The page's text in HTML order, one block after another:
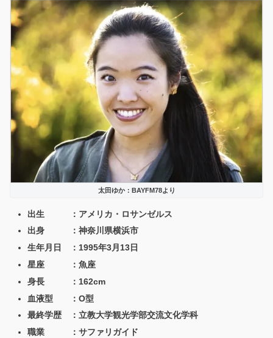
太田ゆか：BAYFM78より
出生 ：アメリカ・ロサンゼルス
出身 ：神奈川県横浜市
生年月日 ：1995年3月13日
星座 ：魚座
身長 ：162cm
血液型 ：O型
最終学歴 ： 立教大学観光学部交流文化学科
職業 ：サファリガイド